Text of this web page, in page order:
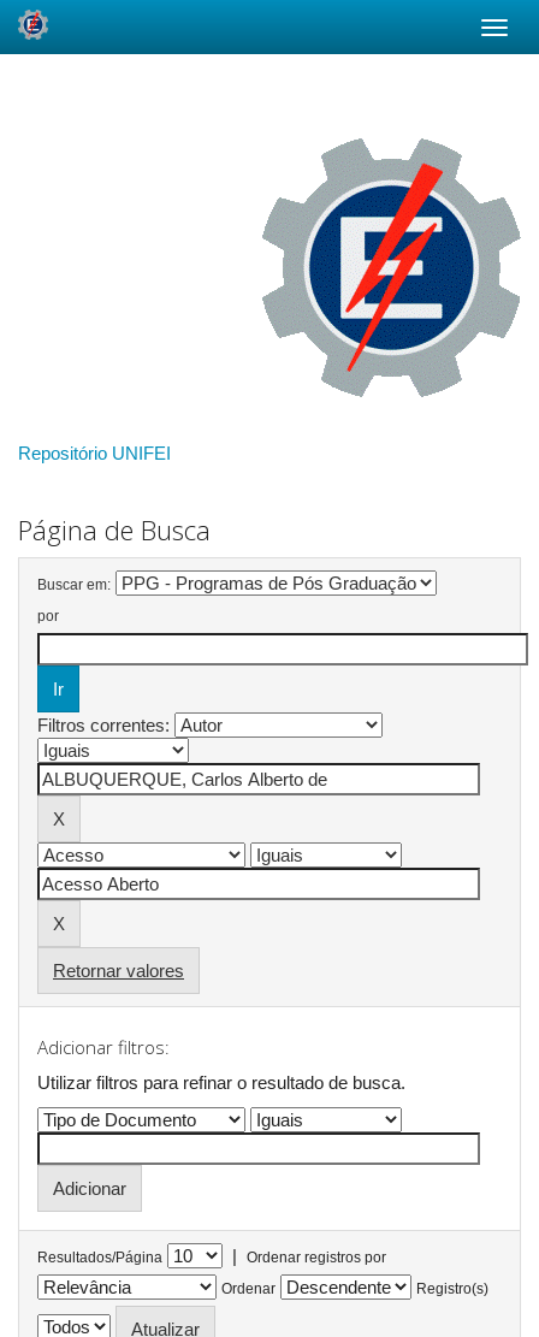
Repositório UNIFEI
Página de Busca
Buscar em:
por
Filtros correntes:
Retornar valores
Adicionar filtros:
Utilizar filtros para refinar o resultado de busca.
Resultados/Página |
Ordenar registros por
Ordenar
Registro(s)